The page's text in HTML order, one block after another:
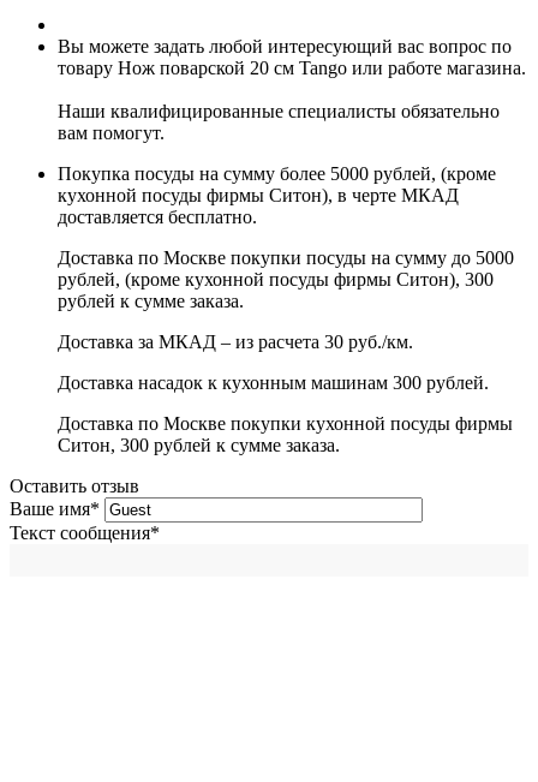
Вы можете задать любой интересующий вас вопрос по
товару Нож поварской 20 см Tango или работе магазина.
Наши квалифицированные специалисты обязательно
вам помогут.
Покупка посуды на сумму более 5000 рублей, (кроме
кухонной посуды фирмы Ситон), в черте МКАД
доставляется бесплатно.
Доставка по Москве покупки посуды на сумму до 5000
рублей, (кроме кухонной посуды фирмы Ситон), 300
рублей к сумме заказа.
Доставка за МКАД – из расчета 30 руб./км.
Доставка насадок к кухонным машинам 300 рублей.
Доставка по Москве покупки кухонной посуды фирмы
Ситон, 300 рублей к сумме заказа.
Оставить отзыв
Ваше имя*
Текст сообщения*